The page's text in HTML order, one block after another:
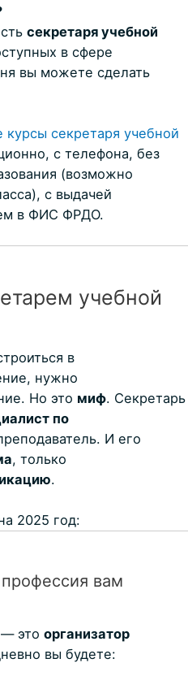
секретаря учебной
в сфере
вы можете сделать
секретаря учебной
с телефона, без
(возможно
с выдачей
в ФИС ФРДО.
учебной
в
нужно
Но это миф. Секретарь
по
И его
, только
.
2025 год:
вам
— это организатор
вы будете: